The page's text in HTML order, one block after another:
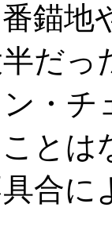
錨地
だっ
・チ
とは
合に